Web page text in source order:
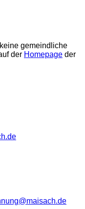
gemeindliche
der Homepage der